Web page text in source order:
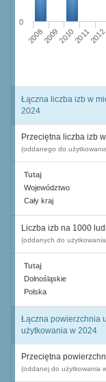
20082009201020112012
0
Łączna liczba izb w
2024
Przeciętna liczba izb
(oddanego do
Tutaj
Województwo
Cały kraj
Liczba izb na 1000
(oddanych do
Tutaj
Dolnośląskie
Polska
Łączna powierzchnia
użytkowania w 2024
Przeciętna
(oddanej do użytkowania